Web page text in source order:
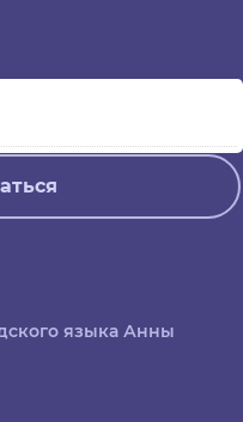
языка Анны